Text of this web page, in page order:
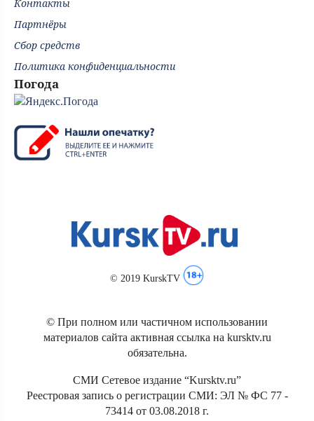
Контакты
Партнёры
Сбор средств
Политика конфиденциальности
Погода
© 2019 KurskTV
© При полном или частичном использовании
материалов сайта активная ссылка на kursktv.ru
обязательна.
СМИ Сетевое издание “Kursktv.ru”
Реестровая запись о регистрации СМИ: ЭЛ № ФС 77 -
73414 от 03.08.2018 г.